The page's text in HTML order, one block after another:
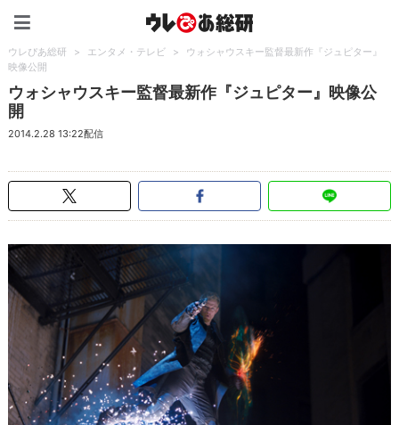
ウレぴあ総研 > エンタメ・テレビ >
ウォシャウスキー監督最新作『ジュピター』
映像公開
ウォシャウスキー監督最新作『ジュピター』映像公
開
2014.2.28 13:22配信